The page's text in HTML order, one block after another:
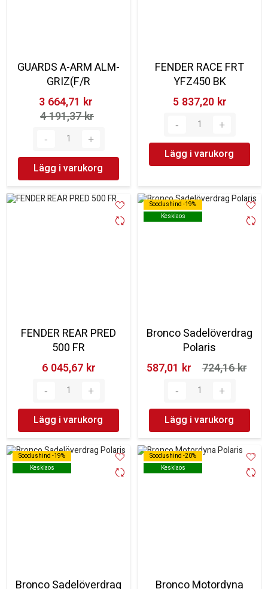
GUARDS A-ARM ALM-
GRIZ(F/R
3 664,71 kr‎
4 191,37 kr‎
Lägg i varukorg
FENDER RACE FRT
YFZ450 BK
5 837,20 kr‎
Lägg i varukorg
FENDER REAR PRED
500 FR
6 045,67 kr‎
Lägg i varukorg
Soodushind -19%
Kesklaos
Soodushind -19%
Kesklaos
Bronco Sadelöverdrag
Polaris
587,01 kr‎
724,16 kr‎
Lägg i varukorg
Soodushind -19%
Kesklaos
Soodushind -19%
Kesklaos
Bronco Sadelöverdrag
Soodushind -20%
Kesklaos
Soodushind -20%
Kesklaos
Bronco Motordyna